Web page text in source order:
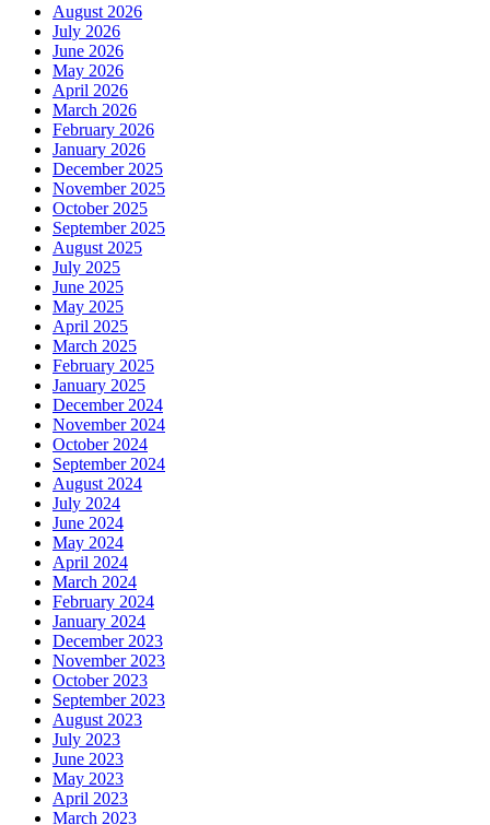
August 2026
July 2026
June 2026
May 2026
April 2026
March 2026
February 2026
January 2026
December 2025
November 2025
October 2025
September 2025
August 2025
July 2025
June 2025
May 2025
April 2025
March 2025
February 2025
January 2025
December 2024
November 2024
October 2024
September 2024
August 2024
July 2024
June 2024
May 2024
April 2024
March 2024
February 2024
January 2024
December 2023
November 2023
October 2023
September 2023
August 2023
July 2023
June 2023
May 2023
April 2023
March 2023